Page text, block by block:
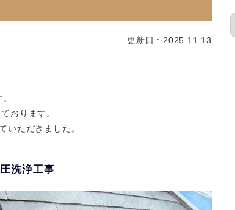
更新日 : 2025.11.13
おります。
いただきました。
洗浄工事